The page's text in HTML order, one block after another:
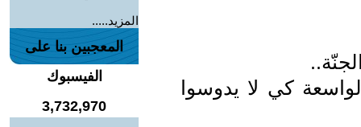
كي لا يدوسوا
المزيد.....
المعجبين بنا على
الفيسبوك
3,732,970